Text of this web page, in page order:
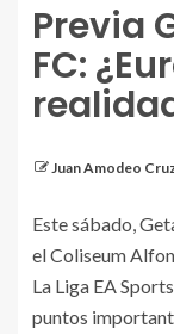
Previa
FC:
Juan Amodeo
Este sábado,
el Coliseum
La Liga EA
puntos